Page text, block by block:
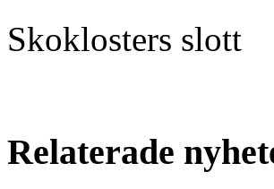
Skoklosters slott
Relaterade